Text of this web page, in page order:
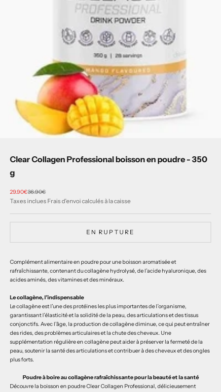
Clear Collagen Professional boisson en poudre - 350
g
Prix de vente
29.90€Prix normal
36.90€
Taxes inclues Frais d'envoi calculésà la caisse
EN RUPTURE
Complément alimentaire en poudre pour une boisson aromatisée et
rafraîchissante, contenant du collagène hydrolysé, de l’acide hyaluronique, des
acides aminés, des vitamines et des minéraux.
Le collagène, l’indispensable
Le collagène est l’une des protéines les plus importantes de l’organisme,
garantissant l’élasticité et la solidité de la peau, des articulations et des tissus
conjonctifs. Avec l’âge, la production de collagène diminue, ce qui peut entraîner
des rides, des problèmes articulaires et la chute des cheveux. Une
supplémentation régulière en collagène peut aider à préserver la fermeté de la
peau, soutenir la santé des articulations et contribuer à des cheveux et des ongles
plus forts.
Poudre à boire au collagène rafraîchissante pour la beauté et la santé
Découvre la boisson en poudre Clear Collagen Professional, délicieusement